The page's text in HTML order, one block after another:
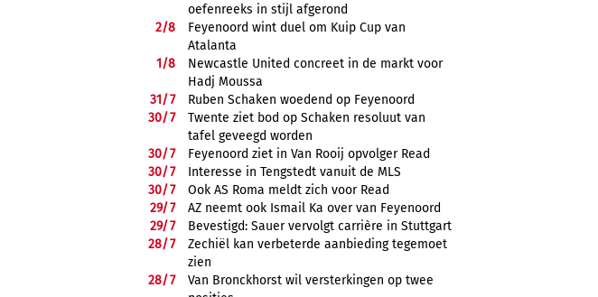
oefenreeks in stijl afgerond
2/8
Feyenoord wint duel om Kuip Cup van
Atalanta
1/8
Newcastle United concreet in de markt voor
Hadj Moussa
31/7
Ruben Schaken woedend op Feyenoord
30/7
Twente ziet bod op Schaken resoluut van
tafel geveegd worden
30/7
Feyenoord ziet in Van Rooij opvolger Read
30/7
Interesse in Tengstedt vanuit de MLS
30/7
Ook AS Roma meldt zich voor Read
29/7
AZ neemt ook Ismail Ka over van Feyenoord
29/7
Bevestigd: Sauer vervolgt carrière in Stuttgart
28/7
Zechiël kan verbeterde aanbieding tegemoet
zien
28/7
Van Bronckhorst wil versterkingen op twee